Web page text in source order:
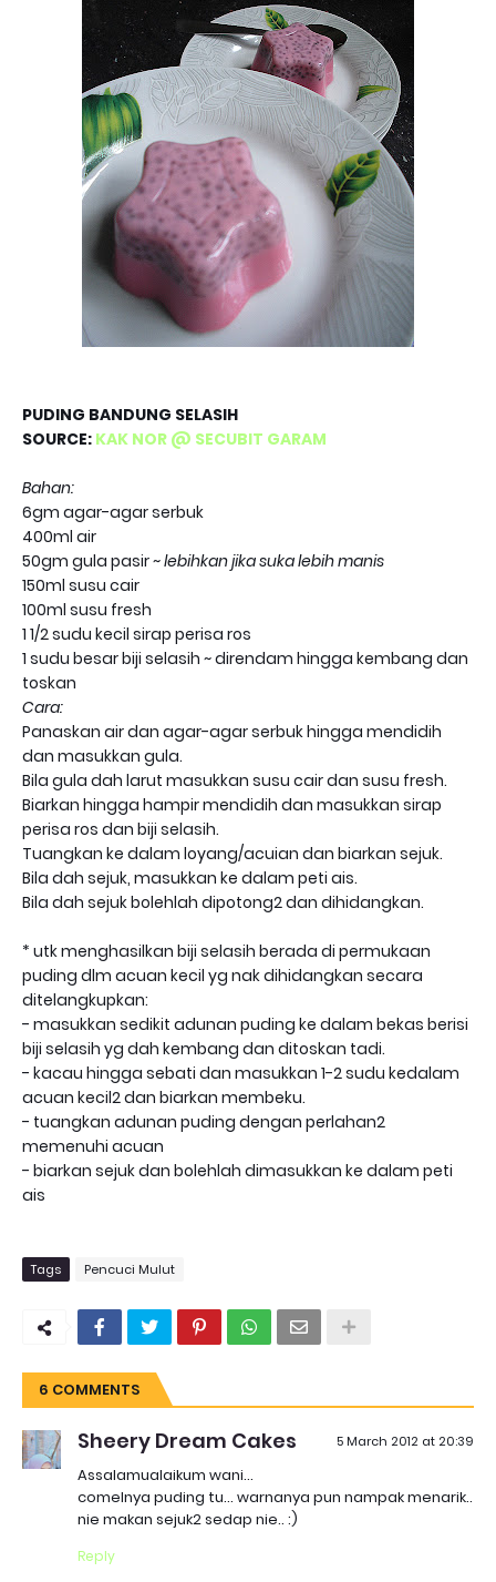
PUDING BANDUNG SELASIH
SOURCE: KAK NOR @ SECUBIT GARAM
Bahan:
6gm agar-agar serbuk
400ml air
50gm gula pasir ~lebihkan jika suka lebih manis
150ml susu cair
100ml susu fresh
1 1/2 sudu kecil sirap perisa ros
1 sudu besar biji selasih ~ direndam hingga kembang dan
toskan
Cara:
Panaskan air dan agar-agar serbuk hingga mendidih
dan masukkan gula.
Bila gula dah larut masukkan susu cair dan susu fresh.
Biarkan hingga hampir mendidih dan masukkan sirap
perisa ros dan biji selasih.
Tuangkan ke dalam loyang/acuian dan biarkan sejuk.
Bila dah sejuk, masukkan ke dalam peti ais.
Bila dah sejuk bolehlah dipotong2 dan dihidangkan.
* utk menghasilkan biji selasih berada di permukaan
puding dlm acuan kecil yg nak dihidangkan secara
ditelangkupkan:
- masukkan sedikit adunan puding ke dalam bekas berisi
biji selasih yg dah kembang dan ditoskan tadi.
- kacau hingga sebati dan masukkan 1-2 sudu kedalam
acuan kecil2 dan biarkan membeku.
- tuangkan adunan puding dengan perlahan2
memenuhi acuan
- biarkan sejuk dan bolehlah dimasukkan ke dalam peti
ais
Tags Pencuci Mulut
6 COMMENTS
Sheery Dream Cakes 5 March 2012 at 20:39
Assalamualaikum wani...
comelnya puding tu... warnanya pun nampak menarik..
nie makan sejuk2 sedap nie.. :)
Reply